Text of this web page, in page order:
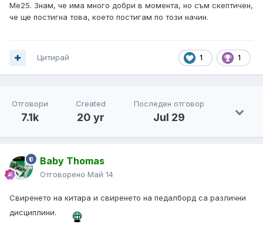
Me25. Знам, че има много добри в момента, но съм скептичен,
че ще постигна това, което постигам по този начин.
1 1
Цитирай
Отговори
7.1k
Created
20 yr
Последен отговор
Jul 29
Baby Thomas
Отговорено Май 14
Свиренето на китара и свиренето на педалборд са различни
дисциплини.